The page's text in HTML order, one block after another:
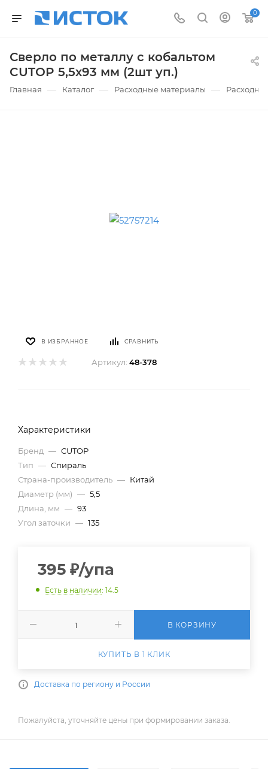
0
Сверло по металлу с кобальтом
CUTOP 5,5х93 мм (2шт уп.)
Главная — Каталог — Расходные материалы —
В ИЗБРАННОЕ СРАВНИТЬ
Артикул: 48-378
Характеристики
Бренд — CUTOP
Тип — Спираль
Страна-производитель — Китай
Диаметр (мм) — 5,5
Длина, мм — 93
Угол заточки — 135
395 ₽/упа
Есть в наличии: 14.5
В КОРЗИНУ
КУПИТЬ В 1 КЛИК
Доставка по региону и России
Пожалуйста, уточняйте цены при формировании заказа.